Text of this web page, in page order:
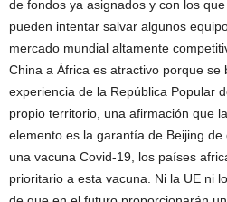
de fondos ya asignados y con los
pueden intentar salvar algunos
mercado mundial altamente
China a África es atractivo porque se
experiencia de la República Popular
propio territorio, una afirmación que
elemento es la garantía de Beijing
una vacuna Covid-19, los países
prioritario a esta vacuna. Ni la UE ni